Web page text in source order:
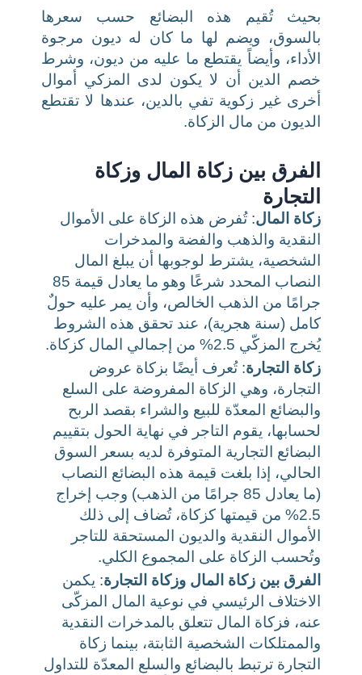
بحيث تُقيم هذه البضائع حسب سعرها
بالسوق، ويضم لها ما كان له ديون مرجوة
الأداء، وأيضاً يقتطع ما عليه من ديون، وشرط
خصم الدين أن لا يكون لدى المزكي أموال
أخرى غير زكوية تفي بالدين، عندها لا تقتطع
الديون من مال الزكاة.
الفرق بين زكاة المال وزكاة
التجارة
زكاة المال: تُفرض هذه الزكاة على الأموال
النقدية والذهب والفضة والمدخرات
الشخصية، يشترط لوجوبها أن يبلغ المال
النصاب المحدد شرعًا وهو ما يعادل قيمة 85
جرامًا من الذهب الخالص، وأن يمر عليه حولٌ
كامل (سنة هجرية)، عند تحقق هذه الشروط
يُخرج المزكّي 2.5% من إجمالي المال كزكاة.
زكاة التجارة: تُعرف أيضًا بزكاة عروض
التجارة، وهي الزكاة المفروضة على السلع
والبضائع المعدّة للبيع والشراء بقصد الربح
لحسابها، يقوم التاجر في نهاية الحول بتقييم
البضائع التجارية المتوفرة لديه بسعر السوق
الحالي، إذا بلغت قيمة هذه البضائع النصاب
(ما يعادل 85 جرامًا من الذهب) وجب إخراج
2.5% من قيمتها كزكاة، تُضاف إلى ذلك
الأموال النقدية والديون المستحقة للتاجر
وتُحسب الزكاة على المجموع الكلي.
الفرق بين زكاة المال وزكاة التجارة: يكمن
الاختلاف الرئيسي في نوعية المال المزكّى
عنه، فزكاة المال تتعلق بالمدخرات النقدية
والممتلكات الشخصية الثابتة، بينما زكاة
التجارة ترتبط بالبضائع والسلع المعدّة للتداول